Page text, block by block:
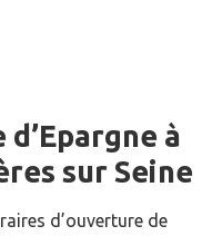
d’Epargne à
sur Seine
d’ouverture de